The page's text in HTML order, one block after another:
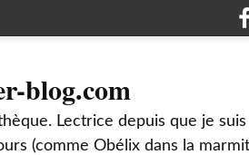
blog.com
Lectrice depuis que je
(comme Obélix dans la